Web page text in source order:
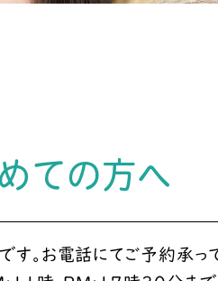
ての方へ
。お電話にてご予約承って